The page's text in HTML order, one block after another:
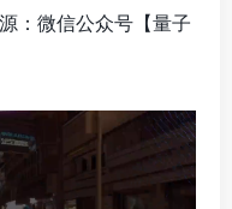
：微信公众号【量子